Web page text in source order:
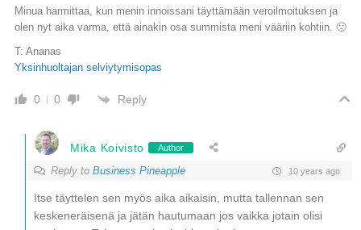
Minua harmittaa, kun menin innoissani täyttämään veroilmoituksen ja
olen nyt aika varma, että ainakin osa summista meni vääriin kohtiin. 🙁
T: Ananas
Yksinhuoltajan selviytymisopas
0 0 Reply
Mika Koivisto Author
Reply to Business Pineapple 10 years ago
Itse täyttelen sen myös aika aikaisin, mutta tallennan sen
keskeneräisenä ja jätän hautumaan jos vaikka jotain olisi